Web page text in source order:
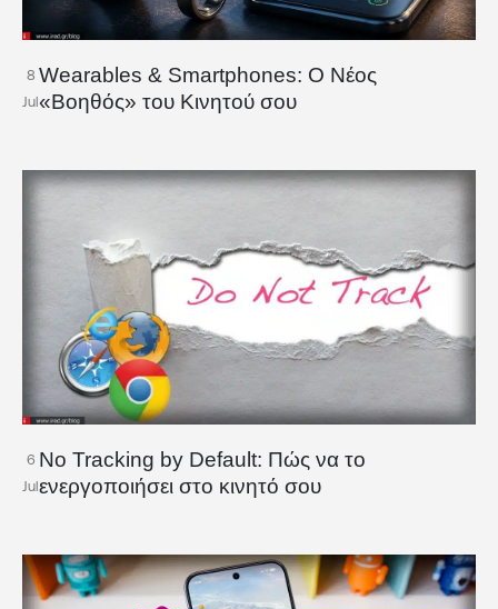
8
Jul
Wearables & Smartphones: Ο Νέος
«Βοηθός» του Κινητού σου
6
Jul
No Tracking by Default: Πώς να το
ενεργοποιήσει στο κινητό σου